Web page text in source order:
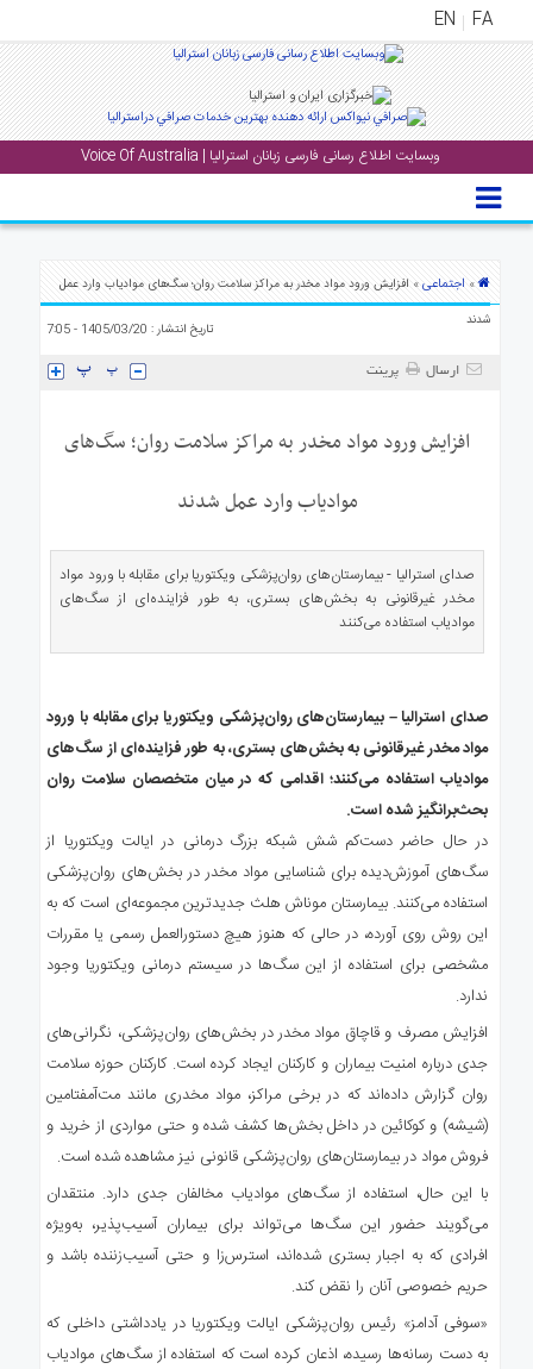
FA
EN
وبسایت اطلاع رسانی فارسی زبانان استرالیا | Voice Of Australia
منوی
اصلی
» اجتماعی» افزایش ورود مواد مخدر به مراکز سلامت روان؛ سگ‌های مواد‌یاب وارد عمل
شدند
تاریخ انتشار : 1405/03/20 - 7:05
ارسال پرینت
افزایش ورود مواد مخدر به مراکز سلامت روان؛ سگ‌های
مواد‌یاب وارد عمل شدند
صدای استرالیا - بیمارستان‌های روان‌پزشکی ویکتوریا برای مقابله با ورود مواد
مخدر غیرقانونی به بخش‌های بستری، به طور فزاینده‌ای از سگ‌های
مواد‌یاب استفاده می‌کنند
صدای استرالیا – بیمارستان‌های روان‌پزشکی ویکتوریا برای مقابله با ورود
مواد مخدر غیرقانونی به بخش‌های بستری، به طور فزاینده‌ای از سگ‌های
مواد‌یاب استفاده می‌کنند؛ اقدامی که در میان متخصصان سلامت روان
بحث‌برانگیز شده است.
در حال حاضر دست‌کم شش شبکه بزرگ درمانی در ایالت ویکتوریا از
سگ‌های آموزش‌دیده برای شناسایی مواد مخدر در بخش‌های روان‌پزشکی
استفاده می‌کنند. بیمارستان موناش هلث جدیدترین مجموعه‌ای است که به
این روش روی آورده، در حالی که هنوز هیچ دستورالعمل رسمی یا مقررات
مشخصی برای استفاده از این سگ‌ها در سیستم درمانی ویکتوریا وجود
ندارد.
افزایش مصرف و قاچاق مواد مخدر در بخش‌های روان‌پزشکی، نگرانی‌های
جدی درباره امنیت بیماران و کارکنان ایجاد کرده است. کارکنان حوزه سلامت
روان گزارش داده‌اند که در برخی مراکز، مواد مخدری مانند مت‌آمفتامین
(شیشه) و کوکائین در داخل بخش‌ها کشف شده و حتی مواردی از خرید و
فروش مواد در بیمارستان‌های روان‌پزشکی قانونی نیز مشاهده شده است.
با این حال، استفاده از سگ‌های مواد‌یاب مخالفان جدی دارد. منتقدان
می‌گویند حضور این سگ‌ها می‌تواند برای بیماران آسیب‌پذیر، به‌ویژه
افرادی که به اجبار بستری شده‌اند، استرس‌زا و حتی آسیب‌زننده باشد و
حریم خصوصی آنان را نقض کند.
«سوفی آدامز» رئیس روان‌پزشکی ایالت ویکتوریا در یادداشتی داخلی که
به دست رسانه‌ها رسیده، اذعان کرده است که استفاده از سگ‌های مواد‌یاب